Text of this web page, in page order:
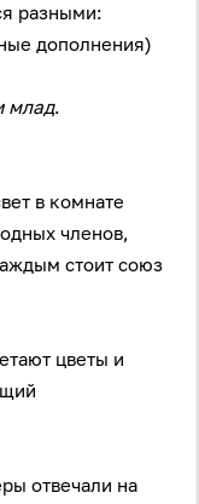
разными:
дополнения)
млад.
в комнате
членов,
стоит союз
цветы и
отвечали на